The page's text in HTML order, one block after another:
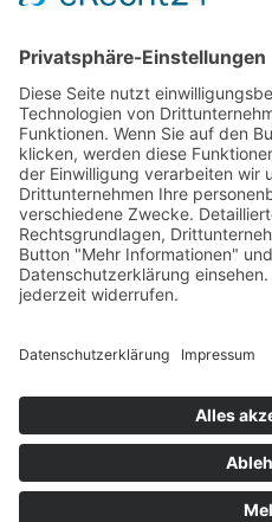
KURSE
KONTAKT
AGB AKADEMIE
DATENSCHUTZ